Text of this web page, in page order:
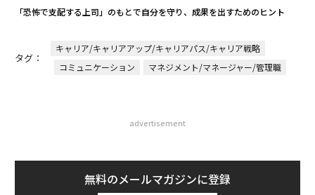
「恐怖で支配する上司」のもとで自分を守り、成果を出すためのヒント
タグ：
キャリア/キャリアアップ/キャリアパス/キャリア戦略
コミュニケーション
マネジメント/マネージャー/管理職
advertisement
無料のメールマガジンに登録